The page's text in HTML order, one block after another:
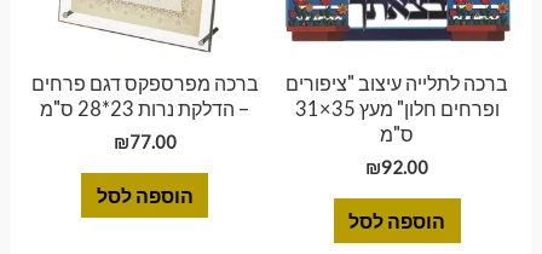
ברכה לתלייה עיצוב "ציפורים
ופרחים חלון" מעץ 35×31
ס"מ
₪92.00
הוספה לסל
ברכה מפרספקס דגם פרחים
– הדלקת נרות 23*28 ס"מ
₪77.00
הוספה לסל